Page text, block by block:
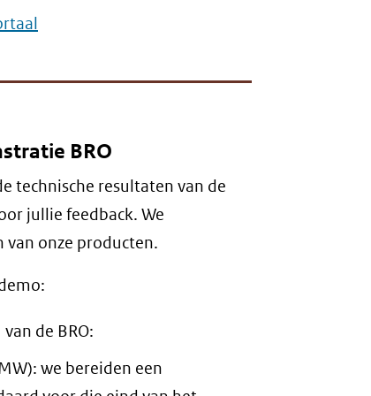
BRO
technische resultaten van de
jullie feedback. We
van onze producten.
de BRO:
we bereiden een